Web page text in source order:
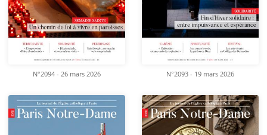
N°2094 - 26 mars 2026 N°2093 - 19 mars 2026